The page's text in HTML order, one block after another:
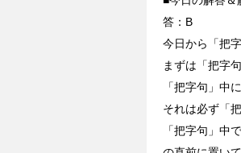
答：B
今日から「把字
まずは「把字
「把字句」中
それは必ず「
「把字句」中